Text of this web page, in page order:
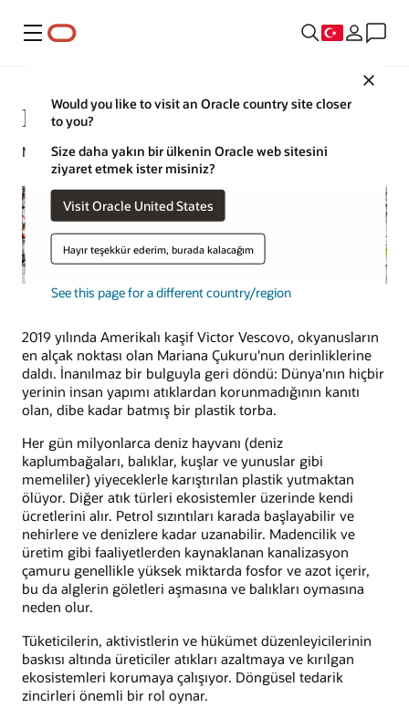
Menü
Would you like to visit an Oracle country site closer
to you?
Size daha yakın bir ülkenin Oracle web sitesini
ziyaret etmek ister misiniz?
Visit Oracle United States
Hayır teşekkür ederim, burada kalacağım
See this page for a different country/region
Döngüsel Tedarik Zinciri Nedir?
Mark Jackley | İçerik Stratejisti | 9 Kasım 2023
2019 yılında Amerikalı kaşif Victor Vescovo, okyanusların
en alçak noktası olan Mariana Çukuru'nun derinliklerine
daldı. İnanılmaz bir bulguyla geri döndü: Dünya'nın hiçbir
yerinin insan yapımı atıklardan korunmadığının kanıtı
olan, dibe kadar batmış bir plastik torba.
Her gün milyonlarca deniz hayvanı (deniz
kaplumbağaları, balıklar, kuşlar ve yunuslar gibi
memeliler) yiyeceklerle karıştırılan plastik yutmaktan
ölüyor. Diğer atık türleri ekosistemler üzerinde kendi
ücretlerini alır. Petrol sızıntıları karada başlayabilir ve
nehirlere ve denizlere kadar uzanabilir. Madencilik ve
üretim gibi faaliyetlerden kaynaklanan kanalizasyon
çamuru genellikle yüksek miktarda fosfor ve azot içerir,
bu da alglerin göletleri aşmasına ve balıkları oymasına
neden olur.
Tüketicilerin, aktivistlerin ve hükümet düzenleyicilerinin
baskısı altında üreticiler atıkları azaltmaya ve kırılgan
ekosistemleri korumaya çalışıyor. Döngüsel tedarik
zincirleri önemli bir rol oynar.